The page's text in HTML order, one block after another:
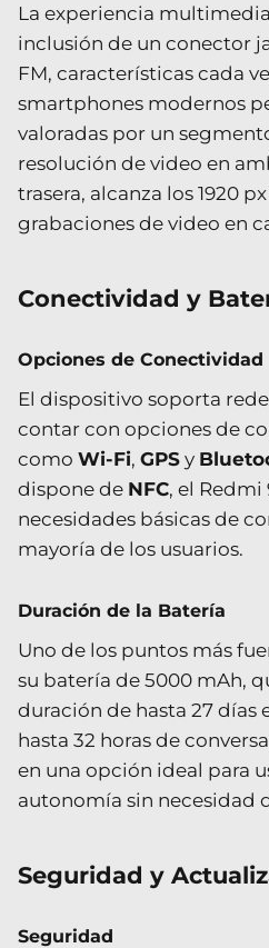
La experiencia
inclusión de un conector
FM, características cada
smartphones modernos
valoradas por un
resolución de video en
trasera, alcanza los 1920
grabaciones de video en
Conectividad y
Opciones de Conectividad
El dispositivo soporta
contar con opciones de
como Wi-Fi, GPS y
dispone de NFC, el Redmi
necesidades básicas de
mayoría de los usuarios.
Duración de la Batería
Uno de los puntos más
su batería de 5000 mAh,
duración de hasta 27 días
hasta 32 horas de
en una opción ideal para
autonomía sin necesidad
Seguridad y
Seguridad